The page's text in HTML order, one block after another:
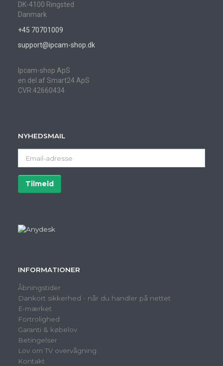
DK-4100 Ringsted
Danmark
+45 70701009
support@ipcam-shop.dk
Ipcam-shop ApS
en del af Smart24 ApS
CVR:42660434
NYHEDSMAIL
adresse
Tilmeld
INFORMATIONER
Åbningstider
Dankort sikkerhed - når du handler på nettet
E-mærket
Fortrolighed
Garanti & købelov
Betingelser
Lov om TV overvågning
Kontakt